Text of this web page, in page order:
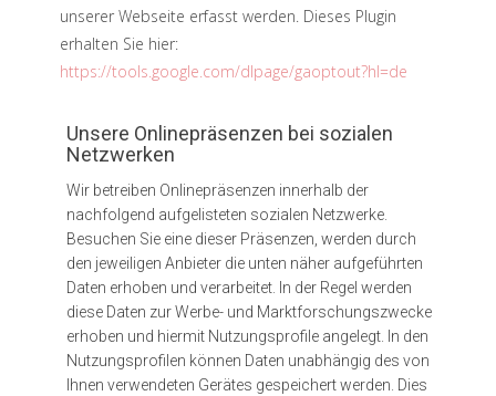
unserer Webseite erfasst werden. Dieses Plugin
erhalten Sie hier:
https://tools.google.com/dlpage/gaoptout?hl=de
Unsere Onlinepräsenzen bei sozialen
Netzwerken
Wir betreiben Onlinepräsenzen innerhalb der
nachfolgend aufgelisteten sozialen Netzwerke.
Besuchen Sie eine dieser Präsenzen, werden durch
den jeweiligen Anbieter die unten näher aufgeführten
Daten erhoben und verarbeitet. In der Regel werden
diese Daten zur Werbe- und Marktforschungszwecke
erhoben und hiermit Nutzungsprofile angelegt. In den
Nutzungsprofilen können Daten unabhängig des von
Ihnen verwendeten Gerätes gespeichert werden. Dies